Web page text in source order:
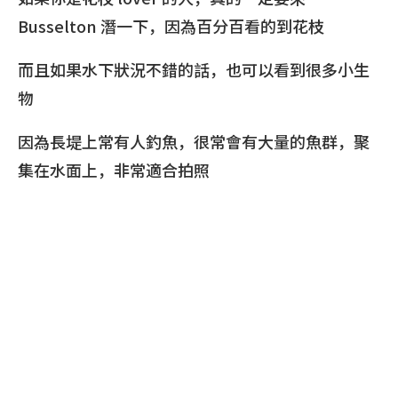
Busselton 潛一下，因為百分百看的到花枝
而且如果水下狀況不錯的話，也可以看到很多小生
物
因為長堤上常有人釣魚，很常會有大量的魚群，聚
集在水面上，非常適合拍照